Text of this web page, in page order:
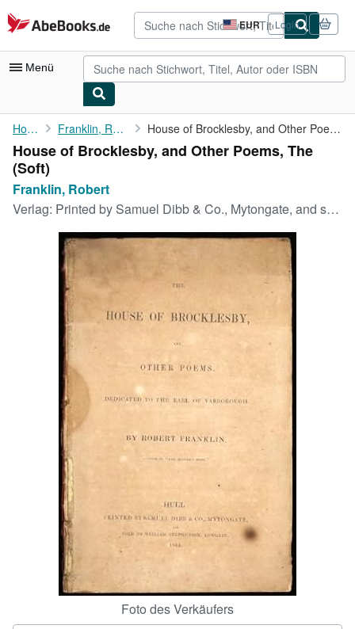
Zum Hauptinhalt
AbeBooks.de EUR
Seite
der
Einkaufseinstellungen.
Login
Menü
Nutzerkonto
Meine Bestellungen
Detailsuche
Sammlungen
Antiquarische Bücher
Kunst & Sammlerstücke
Verkäufer werden
SCHLIESSEN
Home Franklin, Robert House of Brocklesby, and Other Poems, The
House of Brocklesby, and Other Poems, The
(Soft)
Franklin, Robert
Verlag: Printed by Samuel Dibb & Co., Mytongate, and sold by William Stephenson, Lowgate., 1844
Foto des Verkäufers